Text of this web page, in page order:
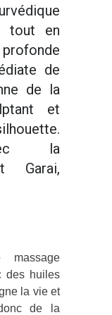
tout en
de
de la
et
la
Garai,
des huiles
la vie et
de la